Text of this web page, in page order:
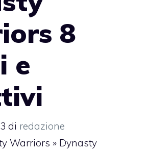
8
e
di redazione
Warriors » Dynasty